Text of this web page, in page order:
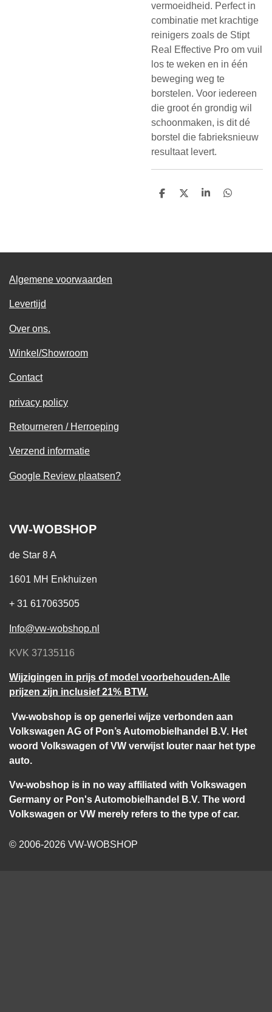
vermoeidheid. Perfect in
combinatie met krachtige
reinigers zoals de Stipt
Real Effective Pro om vuil
los te weken en in één
beweging weg te
borstelen. Voor iedereen
die groot én grondig wil
schoonmaken, is dit dé
borstel die fabrieksnieuw
resultaat levert.
D
D
S
D
Algemene voorwaarden
Levertijd
Over ons.
Winkel/Showroom
Contact
privacy policy
Retourneren / Herroeping
Verzend informatie
Google Review plaatsen?
VW-WOBSHOP
de Star 8 A
1601 MH Enkhuizen
+ 31 617063505
Info@vw-wobshop.nl
KVK 37135116
Wijzigingen in prijs of model voorbehouden-Alle
prijzen zijn inclusief 21% BTW.
Vw-wobshop is op generlei wijze verbonden aan
Volkswagen AG of Pon’s Automobielhandel B.V. Het
woord Volkswagen of VW verwijst louter naar het type
auto.
Vw-wobshop is in no way affiliated with Volkswagen
Germany or Pon's Automobielhandel B.V. The word
Volkswagen or VW merely refers to the type of car.
© 2006-2026 VW-WOBSHOP